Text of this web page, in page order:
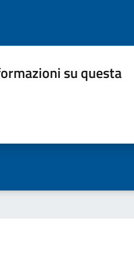
su questa